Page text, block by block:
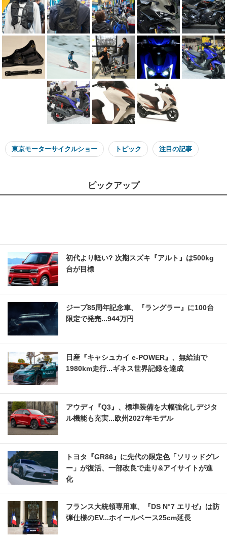
東京モーターサイクルショー トピック 注目の記事
ピックアップ
初代より軽い? 次期スズキ『アルト』は500kg
台が目標
ジープ85周年記念車、『ラングラー』に100台
限定で発売...944万円
日産『キャシュカイ e-POWER』、無給油で
1980km走行...ギネス世界記録を達成
アウディ『Q3』、標準装備を大幅強化しデジタ
ル機能も充実...欧州2027年モデル
トヨタ『GR86』に先代の限定色「ソリッドグレ
ー」が復活、一部改良で走り&アイサイトが進
化
フランス大統領専用車、『DS N°7 エリゼ』は防
弾仕様のEV...ホイールベース25cm延長